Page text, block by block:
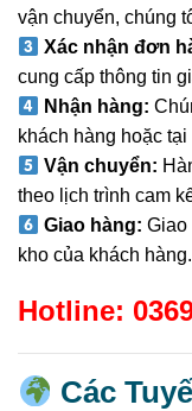
vận chuyển, chúng
Xác nhận đơn
cung cấp thông tin
Nhận hàng:
khách hàng hoặc
Vận chuyển:
theo lịch trình cam
Giao hàng: Giao
kho của khách hàng.
Hotline:
Các